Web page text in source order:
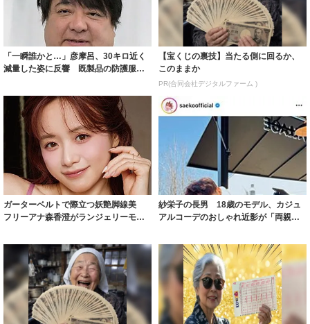
「一瞬誰かと…」彦摩呂、30キロ近く
減量した姿に反響 既製品の防護服が
【宝くじの裏技】当たる側に回るか、
このままか
PR(合同会社デジタルファーム )
ガーターベルトで際立つ妖艶脚線美
フリーアナ森香澄がランジェリーモデ
紗栄子の長男 18歳のモデル、カジュ
アルコーデのおしゃれ近影が「両親の